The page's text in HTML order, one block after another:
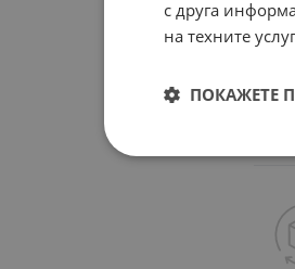
с друга
на техните
ПОКАЖЕТЕ